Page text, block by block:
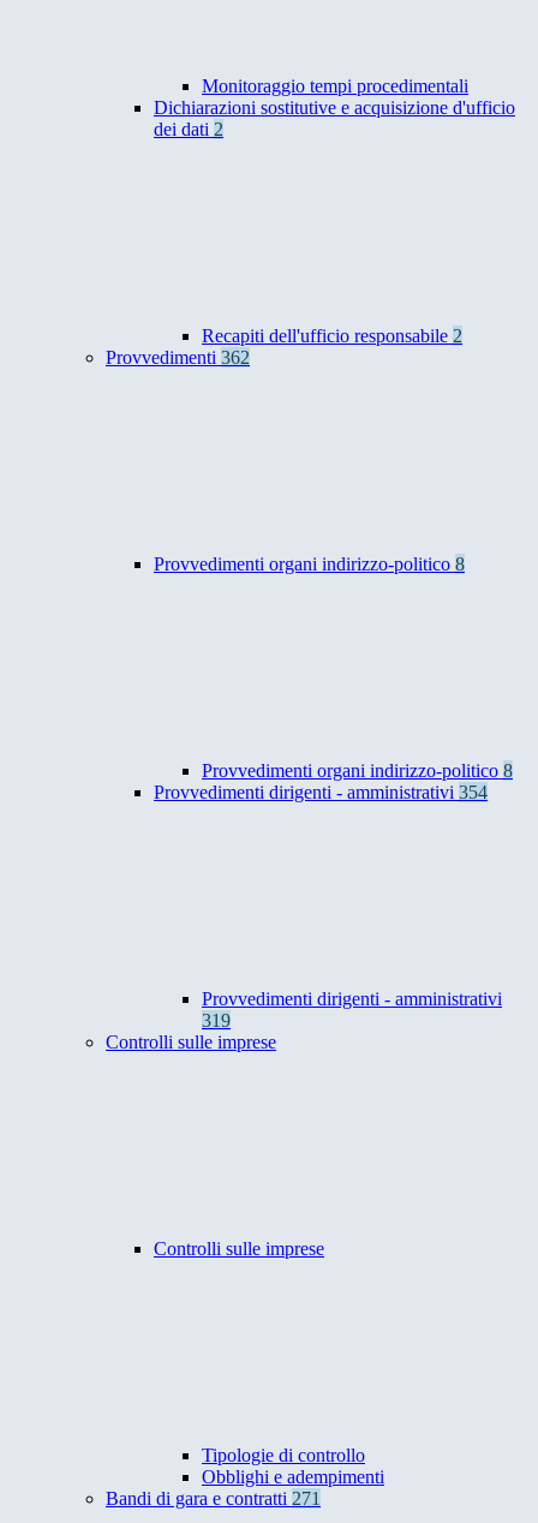
Monitoraggio tempi procedimentali
Dichiarazioni sostitutive e acquisizione d'ufficio
dei dati 2
Recapiti dell'ufficio responsabile 2
Provvedimenti 362
Provvedimenti organi indirizzo-politico 8
Provvedimenti organi indirizzo-politico 8
Provvedimenti dirigenti - amministrativi 354
Provvedimenti dirigenti - amministrativi
319
Controlli sulle imprese
Controlli sulle imprese
Tipologie di controllo
Obblighi e adempimenti
Bandi di gara e contratti 271